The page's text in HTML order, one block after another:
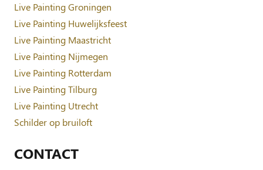
Live Painting Groningen
Live Painting Huwelijksfeest
Live Painting Maastricht
Live Painting Nijmegen
Live Painting Rotterdam
Live Painting Tilburg
Live Painting Utrecht
Schilder op bruiloft
CONTACT